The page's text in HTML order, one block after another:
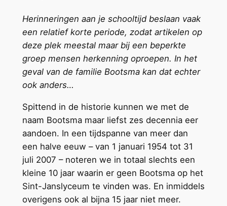
Herinneringen aan je schooltijd beslaan vaak
een relatief korte periode, zodat artikelen op
deze plek meestal maar bij een beperkte
groep mensen herkenning oproepen. In het
geval van de familie Bootsma kan dat echter
ook anders…
Spittend in de historie kunnen we met de
naam Bootsma maar liefst zes decennia eer
aandoen. In een tijdspanne van meer dan
een halve eeuw – van 1 januari 1954 tot 31
juli 2007 – noteren we in totaal slechts een
kleine 10 jaar waarin er geen Bootsma op het
Sint-Janslyceum te vinden was. En inmiddels
overigens ook al bijna 15 jaar niet meer.